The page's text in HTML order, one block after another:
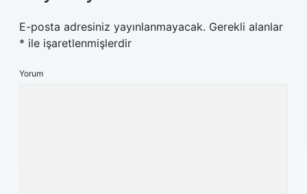
E-posta adresiniz yayınlanmayacak. Gerekli alanlar
* ile işaretlenmişlerdir
Yorum